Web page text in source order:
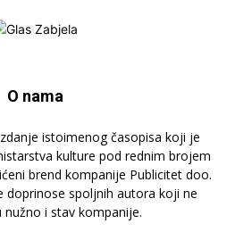
O nama
istoimenog časopisa koji je
kulture pod rednim brojem
brend kompanije Publicitet doo.
doprinose spoljnih autora koji ne
nužno i stav kompanije.